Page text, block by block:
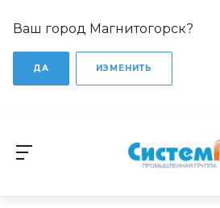
Ваш город Магнитогорск?
ДА ИЗМЕНИТЬ